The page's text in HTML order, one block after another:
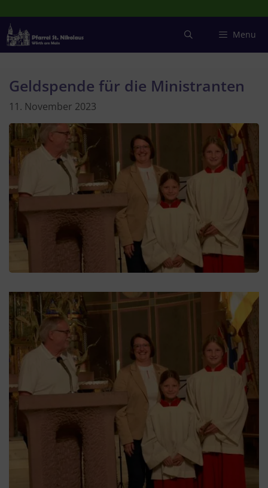
Inhalt
springen
Menu
Geldspende für die Ministranten
11. November 2023